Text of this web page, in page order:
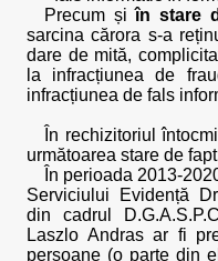
Precum șiîn stare
sarcina cărora s-a
dare de mită,
la infracțiunea de
infracțiunea de fals
În rechizitoriul
următoarea stare de
În perioada 2013-
Serviciului Evidență
din cadrul
Laszlo Andras ar fi
persoane (o parte din